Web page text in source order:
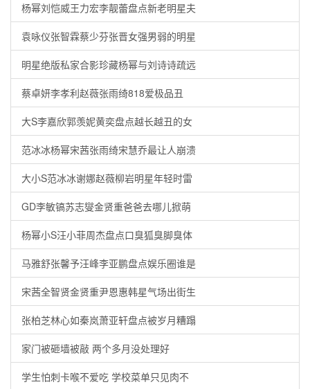
杨幂刘恺威王力宏李靓蕾盘点新老明星夫
袁咏仪张智霖蔡少芬张晋女强男弱的明星
明星绝版私家合影珍藏杨幂与刘诗诗疏远
蔡卓妍李孝利赵薇张雨绮818爱极品丑
大S李嘉欣郭羡妮黄奕盘点越长越丑的女
范冰冰杨幂宋茜张雨绮宋慧乔最让人崩溃
大小S范冰冰谢娜赵薇柳岩明星年轻时雷
GD李敏镐苏志燮金贤重爸爸去哪儿掀萌
杨幂小S汪小菲周杰盘点口臭狐臭脚臭体
马雅舒张馨予汪峰李亚鹏盘点娱乐圈谁是
宋茜全智贤金贤重尹恩惠韩星气场出街生
张柏芝林心如秦岚萧亚轩盘点被岁月糟蹋
家门被砸墙被敲 两个多月没处理好
学生怕刺卡喉不爱吃 学校菜单只见肉不